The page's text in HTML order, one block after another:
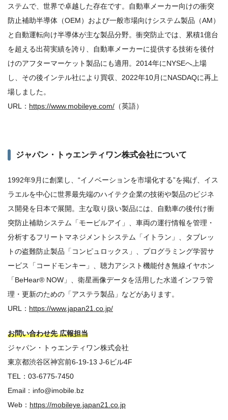
ステムで、世界で卓越した存在です。自動車メーカー向けの衝突
防止補助半導体（OEM）および一般市場向けシステム製品（AM）
と自動運転向け半導体が主な製品分野。衝突防止では、累積1億台
を超える出荷実績を誇り、自動車メーカーに提供する技術を後付
けのアフターマーケット製品にも適用。2014年にNYSEへ上場
し、その後インテル社により買収、2022年10月にNASDAQに再上
場しました。
URL： https://www.mobileye.com/ （英語）
ジャパン・トゥエンティワン株式会社について
1992年9月に創業し、“イノベーションを市場化する”を掲げ、イス
ラエルを中心に世界最先端のハイテク企業の技術や製品のビジネ
ス開発を日本で展開。主な取り扱い製品には、自動車の後付け衝
突防止補助システム「モービルアイ」、車両の運行情報を管理・
分析するフリートマネジメントシステム「イトラン」、タブレッ
トの盗難防止製品「コンピュロックス」、プログラミング学習サ
ービス「コードモンキー」、聴力アシスト機能付き無線イヤホン
「BeHear® NOW」、衛星画像データを活用した水道インフラ管
理・更新のための「アステラ製品」などがあります。
URL： https://www.japan21.co.jp/
お問い合わせ先 広報担当
ジャパン・トゥエンティワン株式会社
東京都渋谷区神宮前6-19-13 J-6ビル4F
TEL：03-6775-7450
Email：info@imobile.bz
Web： https://mobileye.japan21.co.jp